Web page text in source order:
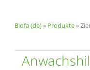
Biofa (de)» Produkte»